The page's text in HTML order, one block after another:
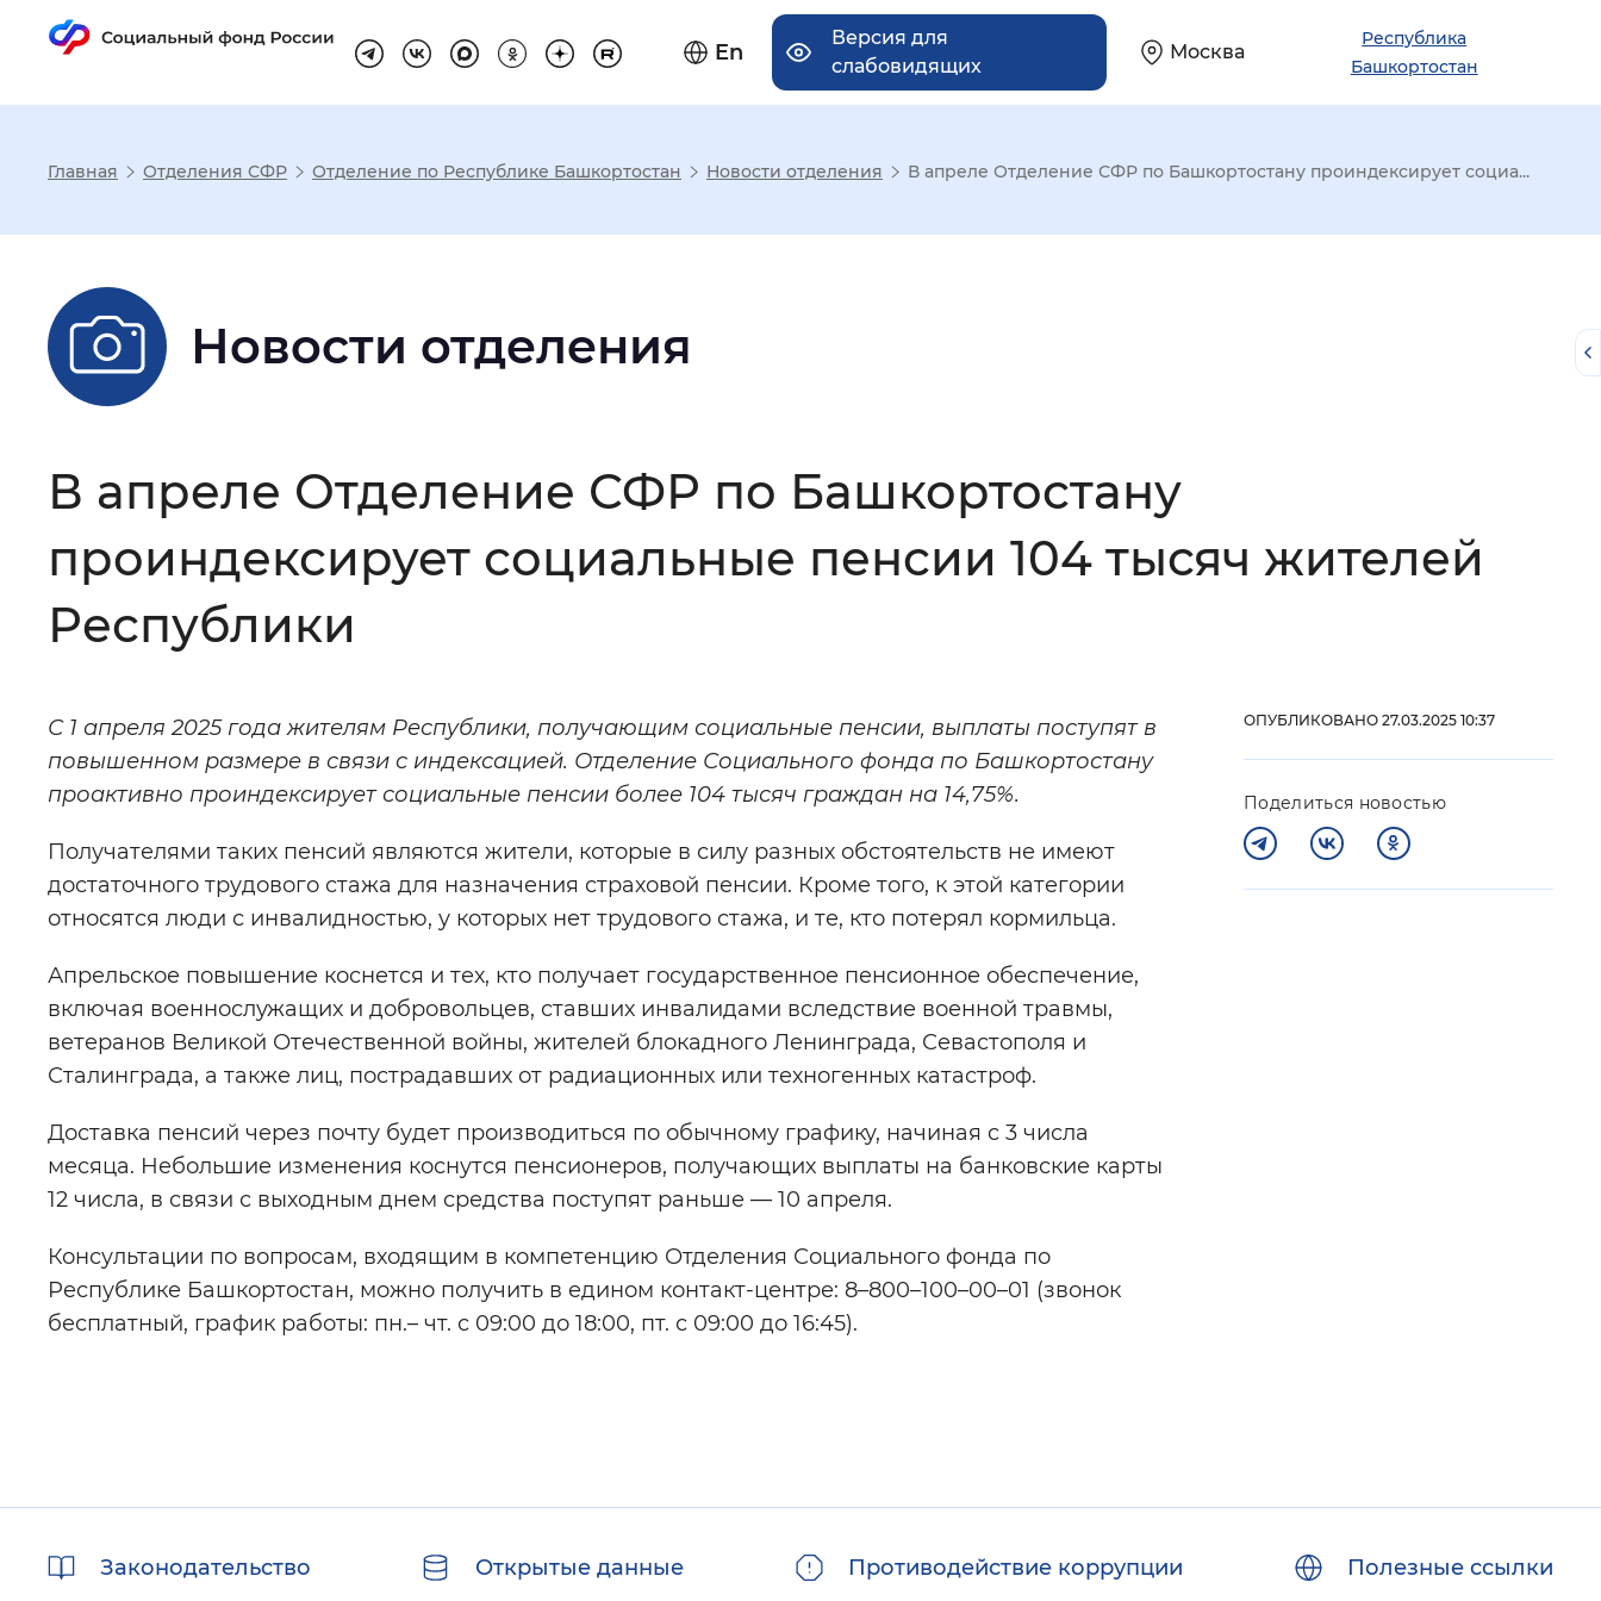
En
Версия для
слабовидящих
Москва
Республика
Башкортостан
Настройка режима отображения
Размер шрифта
Шрифт
Интервал между буквами: Нормальный Увеличенный Большой
Цвет сайта
Звуковой ассистент: Воспроизвести Остановить Повторить
Вернуть стандартные настройки
Главная Отделения СФР Отделение по Республике Башкортостан Новости отделения В апреле Отделение СФР по Башкортостану проиндексирует социа...
Новости отделения
В апреле Отделение СФР по Башкортостану
проиндексирует социальные пенсии 104 тысяч жителей
Республики
С 1 апреля 2025 года жителям Республики, получающим социальные пенсии, выплаты поступят в
повышенном размере в связи с индексацией. Отделение Социального фонда по Башкортостану
проактивно проиндексирует социальные пенсии более 104 тысяч граждан на 14,75%.
Получателями таких пенсий являются жители, которые в силу разных обстоятельств не имеют
достаточного трудового стажа для назначения страховой пенсии. Кроме того, к этой категории
относятся люди с инвалидностью, у которых нет трудового стажа, и те, кто потерял кормильца.
Апрельское повышение коснется и тех, кто получает государственное пенсионное обеспечение,
включая военнослужащих и добровольцев, ставших инвалидами вследствие военной травмы,
ветеранов Великой Отечественной войны, жителей блокадного Ленинграда, Севастополя и
Сталинграда, а также лиц, пострадавших от радиационных или техногенных катастроф.
Доставка пенсий через почту будет производиться по обычному графику, начиная с 3 числа
месяца. Небольшие изменения коснутся пенсионеров, получающих выплаты на банковские карты
12 числа, в связи с выходным днем средства поступят раньше — 10 апреля.
Консультации по вопросам, входящим в компетенцию Отделения Социального фонда по
Республике Башкортостан, можно получить в едином контакт-центре: 8–800–100–00–01 (звонок
бесплатный, график работы: пн.– чт. с 09:00 до 18:00, пт. с 09:00 до 16:45).
ОПУБЛИКОВАНО 27.03.2025 10:37
Поделиться новостью
ссылкиЗаконодательство Открытые данные Противодействие коррупции Полезные ссылки